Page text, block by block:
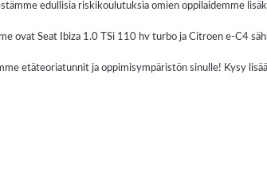
edullisia riskikoulutuksia omien oppilaidemme
ovat Seat Ibiza 1.0 TSi 110 hv turbo ja Citroen e-C4
etäteoriatunnit ja oppimisympäristön sinulle! Kysy